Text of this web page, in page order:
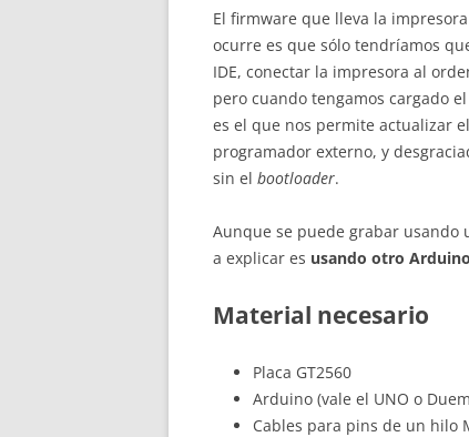
El firmware que lleva la
ocurre es que sólo tendríamos
IDE, conectar la impresora al
pero cuando tengamos cargado el
es el que nos permite actualizar
programador externo, y
sin el bootloader.
Aunque se puede grabar usando
a explicar es usando otro
Material necesario
Placa GT2560
Arduino (vale el UNO o
Cables para pins de un hilo